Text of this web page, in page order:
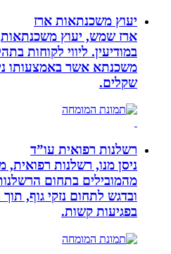
יעוץ משכנתאות ארז
ארז שמש, יעוץ משכנתאות,
במודיעין. ליווי לקוחות
משכנתא אשר באמצעותו ניתן
שקלים.
רשלנות רפואית עו”ד
ניסן מנו, רשלנות רפואית,
מהמובילים בתחום הרשלנות
ובדגש לתחום נזקי גוף, תוך
בפגיעות קשות.